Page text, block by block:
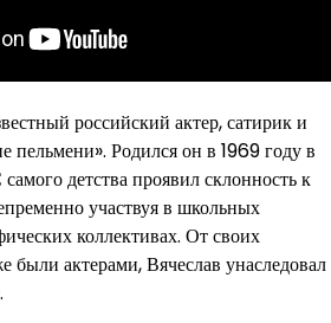
российский актер, сатирик и
пельмени». Родился он в 1969 году в
детства проявил склонность к
участвуя в школьных
коллективах. От своих
были актерами, Вячеслав унаследовал